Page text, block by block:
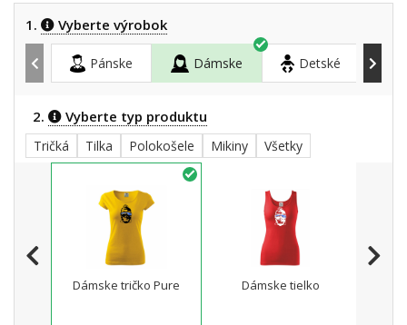
1. Vyberte výrobok
Pánske Dámske Detské
2. Vyberte typ produktu
Tričká Tilka Polokošele Mikiny Všetky
Dámske tričko Pure Dámske tielko